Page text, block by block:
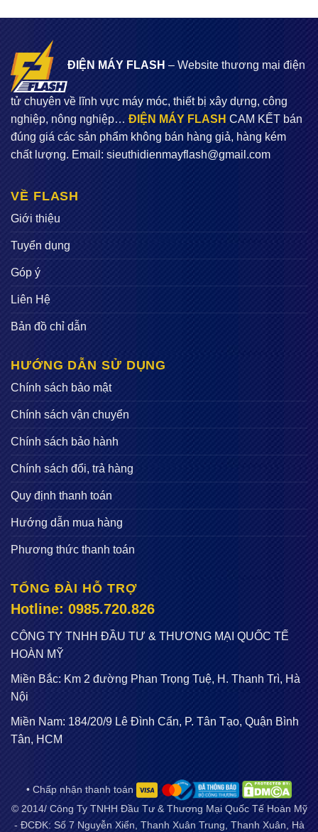
ĐIỆN MÁY FLASH – Website thương mại điện
tử chuyên về lĩnh vực máy móc, thiết bị xây dựng, công
nghiệp, nông nghiệp… ĐIỆN MÁY FLASH CAM KẾT bán
đúng giá các sản phẩm không bán hàng giả, hàng kém
chất lượng. Email: sieuthidienmayflash@gmail.com
VỀ FLASH
Giới thiệu
Tuyển dụng
Góp ý
Liên Hệ
Bản đồ chỉ dẫn
HƯỚNG DẪN SỬ DỤNG
Chính sách bảo mật
Chính sách vận chuyển
Chính sách bảo hành
Chính sách đổi, trả hàng
Quy định thanh toán
Hướng dẫn mua hàng
Phương thức thanh toán
TỔNG ĐÀI HỖ TRỢ
Hotline: 0985.720.826
CÔNG TY TNHH ĐẦU TƯ & THƯƠNG MẠI QUỐC TẾ
HOÀN MỸ
Miền Bắc: Km 2 đường Phan Trọng Tuệ, H. Thanh Trì, Hà
Nội
Miền Nam: 184/20/9 Lê Đình Cẩn, P. Tân Tạo, Quận Bình
Tân, HCM
• Chấp nhận thanh toán
© 2014/ Công Ty TNHH Đầu Tư & Thương Mại Quốc Tế Hoàn Mỹ
- ĐCĐK: Số 7 Nguyễn Xiển, Thanh Xuân Trung, Thanh Xuân, Hà